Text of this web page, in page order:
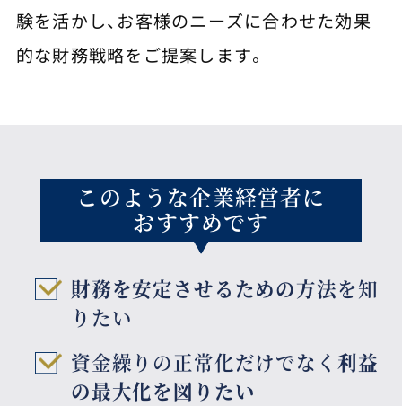
験を活かし、お客様のニーズに合わせた効果
的な財務戦略をご提案します。
このような企業経営者に
おすすめです
財務を安定させるための方法を知
りたい
資金繰りの正常化だけでなく 利益
の最大化を図りたい